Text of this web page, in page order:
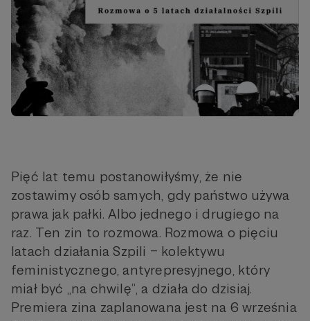
Pięć lat temu postanowiłyśmy, że nie
zostawimy osób samych, gdy państwo używa
prawa jak pałki. Albo jednego i drugiego na
raz. Ten zin to rozmowa. Rozmowa o pięciu
latach działania Szpili – kolektywu
feministycznego, antyrepresyjnego, który
miał być „na chwilę”, a działa do dzisiaj.
Premiera zina zaplanowana jest na 6 września